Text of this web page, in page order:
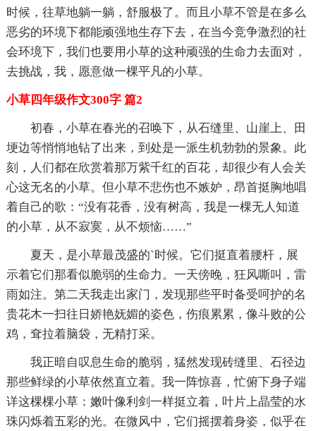
时候，往草地躺一躺，舒服极了。而且小草不管是在多么
恶劣的环境下都能顽强地生存下去，在当今竞争激烈的社
会环境下，我们也要用小草的这种顽强的生命力去面对，
去挑战，我，愿意做一棵平凡的小草。
小草四年级作文300字 篇2
初春，小草在春光的召唤下，从石缝里、山崖上、田
埂边等悄悄地钻了出来，到处是一派生机勃勃的景象。此
刻，人们都在欣赏着那万紫千红的百花，却很少有人会关
心这无名的小草。但小草不悲伤也不嫉妒，昂首挺胸地唱
着自己的歌：“没有花香，没有树高，我是一棵无人知道
的小草，从不寂寞，从不烦恼……”
夏天，是小草最茂盛的`时候。它们挺直着腰杆，展
示着它们那看似脆弱的生命力。一天傍晚，狂风嘶叫，雷
雨如注。第二天我走出家门，发现那些平时备受呵护的名
贵花木一扫往日娇艳妩媚的姿色，伤痕累累，像斗败的公
鸡，耷拉着脑袋，无精打采。
我正暗自叹息生命的脆弱，猛然发现砖缝里、石径边
那些鲜绿的小草依然直立着。我一阵惊喜，忙俯下身子端
详这棵棵小草：嫩叶像利剑一样挺立着，叶片上晶莹的水
珠闪烁着五彩的光。在微风中，它们摇摆着身姿，似乎在